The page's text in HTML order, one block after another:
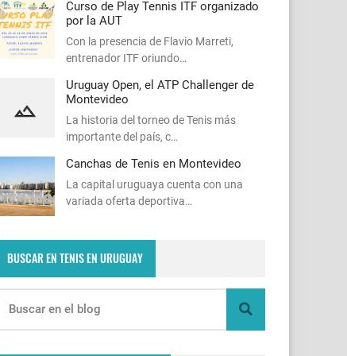
Curso de Play Tennis ITF organizado
por la AUT
Con la presencia de Flavio Marreti,
entrenador ITF oriundo…
Uruguay Open, el ATP Challenger de
Montevideo
La historia del torneo de Tenis más
importante del país, c…
Canchas de Tenis en Montevideo
La capital uruguaya cuenta con una
variada oferta deportiva…
BUSCAR EN TENIS EN URUGUAY